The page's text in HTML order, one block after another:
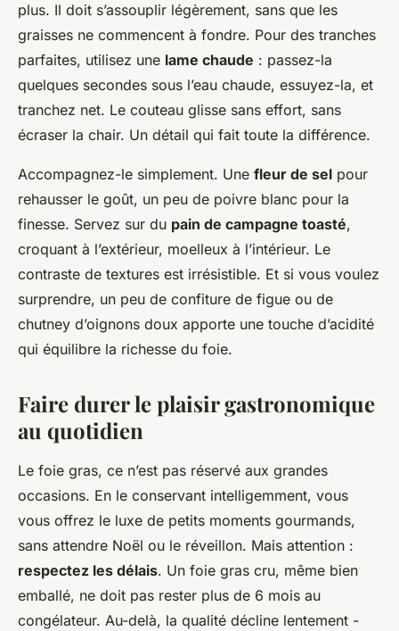
plus. Il doit s’assouplir légèrement, sans que les
graisses ne commencent à fondre. Pour des tranches
parfaites, utilisez une lame chaude : passez-la
quelques secondes sous l’eau chaude, essuyez-la, et
tranchez net. Le couteau glisse sans effort, sans
écraser la chair. Un détail qui fait toute la différence.
Accompagnez-le simplement. Une fleur de sel pour
rehausser le goût, un peu de poivre blanc pour la
finesse. Servez sur du pain de campagne toasté,
croquant à l’extérieur, moelleux à l’intérieur. Le
contraste de textures est irrésistible. Et si vous voulez
surprendre, un peu de confiture de figue ou de
chutney d’oignons doux apporte une touche d’acidité
qui équilibre la richesse du foie.
Faire durer le plaisir gastronomique
au quotidien
Le foie gras, ce n’est pas réservé aux grandes
occasions. En le conservant intelligemment, vous
vous offrez le luxe de petits moments gourmands,
sans attendre Noël ou le réveillon. Mais attention :
respectez les délais. Un foie gras cru, même bien
emballé, ne doit pas rester plus de 6 mois au
congélateur. Au-delà, la qualité décline lentement -